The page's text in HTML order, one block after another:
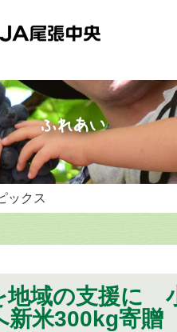
クス
地域の支援に
新米300kg寄贈